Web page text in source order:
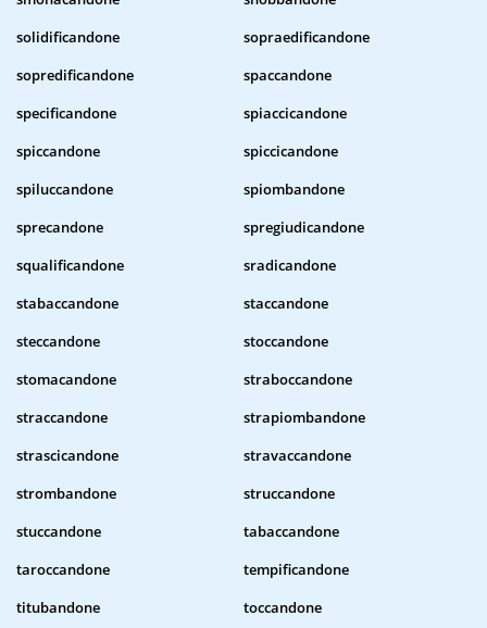
solidificandone
sopraedificandone
sopredificandone
spaccandone
specificandone
spiaccicandone
spiccandone
spiccicandone
spiluccandone
spiombandone
sprecandone
spregiudicandone
squalificandone
sradicandone
stabaccandone
staccandone
steccandone
stoccandone
stomacandone
straboccandone
straccandone
strapiombandone
strascicandone
stravaccandone
strombandone
struccandone
stuccandone
tabaccandone
taroccandone
tempificandone
titubandone
toccandone